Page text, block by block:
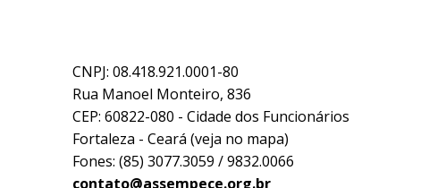
CNPJ: 08.418.921.0001-80
Rua Manoel Monteiro, 836
CEP: 60822-080 - Cidade dos Funcionários
Fortaleza - Ceará (veja no mapa)
Fones: (85) 3077.3059 / 9832.0066
contato@assempece.org.br